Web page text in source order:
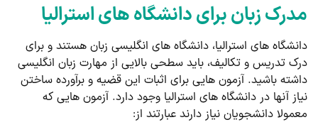
مدرک زبان برای دانشگاه های استرالیا
دانشگاه ­های استرالیا، دانشگاه ­های انگلیسی زبان هستند و برای
درک تدریس و تکالیف، باید سطحی بالایی از مهارت زبان انگلیسی
داشته باشید. آزمون­ هایی برای اثبات این قضیه و برآورده ساختن
نیاز آن­ها در دانشگاه ­های استرالیا وجود دارد. آزمون ­هایی که
معمولا دانشجویان نیاز دارند عبارتند از: